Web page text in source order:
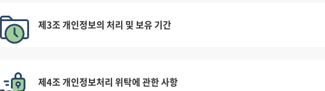
제3조 개인정보의 처리 및 보유 기간
제4조 개인정보처리 위탁에 관한 사항